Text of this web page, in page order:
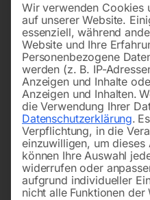
Wir verwenden Cookies
auf unserer Website.
essenziell, während
Website und Ihre
Personenbezogene
werden (z. B. IP-
Anzeigen und Inhalte
Anzeigen und Inhalten.
die Verwendung Ihrer
Datenschutzerklärung.
Verpflichtung, in die
einzuwilligen, um dieses
können Ihre Auswahl
widerrufen oder
aufgrund individueller
nicht alle Funktionen